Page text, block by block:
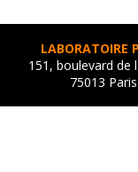
LABORATOIRE
151, boulevard de
75013 Paris